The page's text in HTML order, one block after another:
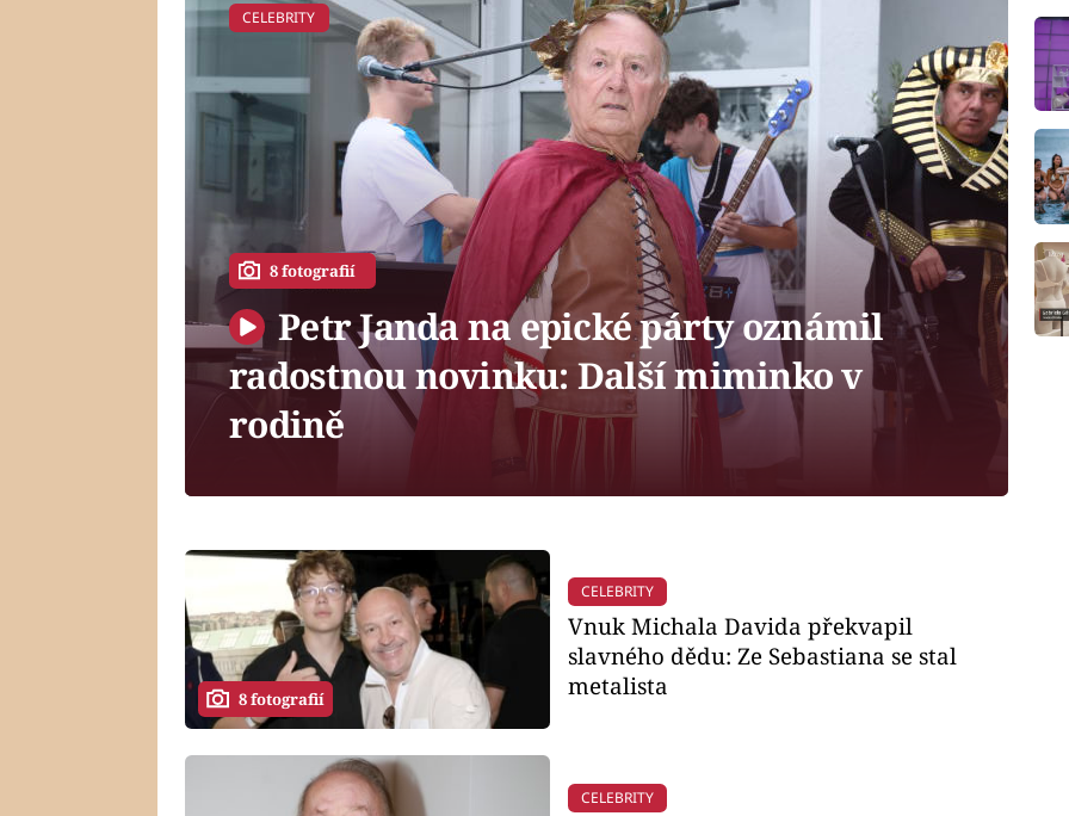
CELEBRITY
8 fotografií
Petr Janda na epické párty oznámil
radostnou novinku: Další miminko v
rodině
8 fotografií
CELEBRITY
Vnuk Michala Davida překvapil
slavného dědu: Ze Sebastiana se stal
metalista
CELEBRITY